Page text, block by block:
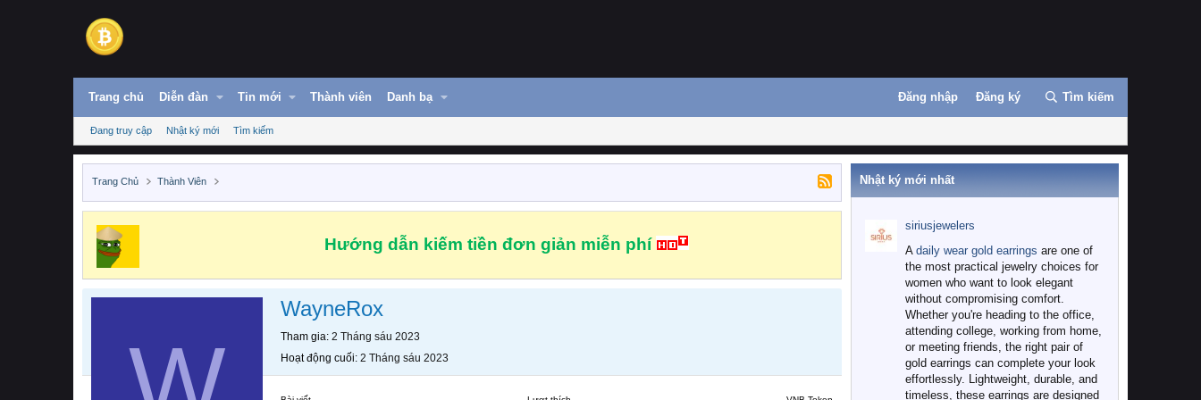
Trang chủ Diễn đàn Tin mới Thành viên Danh bạ Đăng nhập Đăng ký Tìm kiếm
Đang truy cập Nhật ký mới Tìm kiếm
Trang Chủ Thành Viên
Hướng dẫn kiếm tiền đơn giản miễn phí
WayneRox
Tham gia 2 Tháng sáu 2023
Hoạt động cuối 2 Tháng sáu 2023
Nhật ký mới nhất
siriusjewelers
A daily wear gold earrings are one of
the most practical jewelry choices for
women who want to look elegant
without compromising comfort.
Whether you're heading to the office,
attending college, working from home,
or meeting friends, the right pair of
gold earrings can complete your look
effortlessly. Lightweight, durable, and
timeless, these earrings are designed